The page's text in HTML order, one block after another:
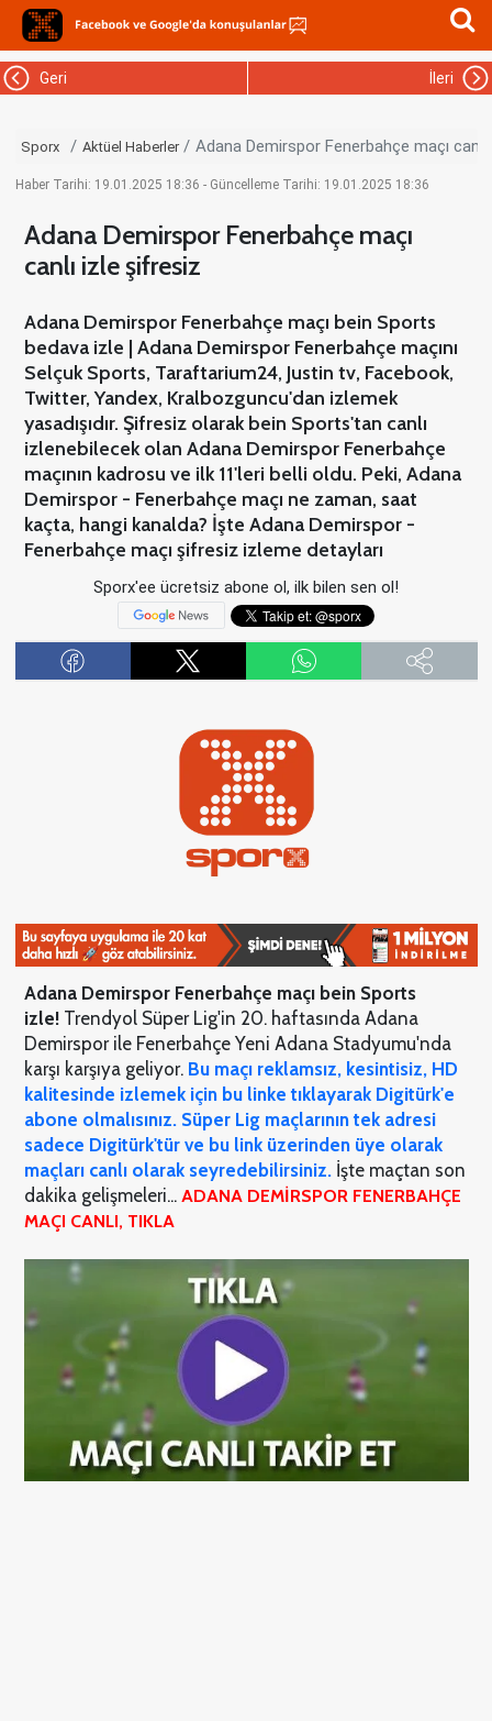
Geri İleri
Sporx Aktüel Haberler Adana Demirspor Fenerbahçe maçı
Haber Tarihi: 19.01.2025 18:36 - Güncelleme Tarihi: 19.01.2025 18:36
Adana Demirspor Fenerbahçe maçı
canlı izle şifresiz
Adana Demirspor Fenerbahçe maçı bein Sports
bedava izle | Adana Demirspor Fenerbahçe maçını
Selçuk Sports, Taraftarium24, Justin tv, Facebook,
Twitter, Yandex, Kralbozguncu'dan izlemek
yasadışıdır. Şifresiz olarak bein Sports'tan canlı
izlenebilecek olan Adana Demirspor Fenerbahçe
maçının kadrosu ve ilk 11'leri belli oldu. Peki, Adana
Demirspor - Fenerbahçe maçı ne zaman, saat
kaçta, hangi kanalda? İşte Adana Demirspor -
Fenerbahçe maçı şifresiz izleme detayları
Sporx'ee ücretsiz abone ol, ilk bilen sen ol!
Adana Demirspor Fenerbahçe maçı bein Sports
izle! Trendyol Süper Lig'in 20. haftasında Adana
Demirspor ile Fenerbahçe Yeni Adana Stadyumu'nda
karşı karşıya geliyor. Bu maçı reklamsız, kesintisiz, HD
kalitesinde izlemek için bu linke tıklayarak Digitürk'e
abone olmalısınız. Süper Lig maçlarının tek adresi
sadece Digitürk'tür ve bu link üzerinden üye olarak
maçları canlı olarak seyredebilirsiniz.İşte maçtan son
dakika gelişmeleri... ADANA DEMİRSPOR FENERBAHÇE
MAÇI CANLI, TIKLA